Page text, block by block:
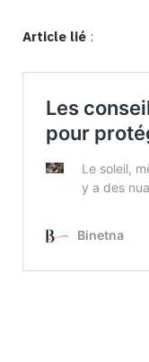
Article lié :